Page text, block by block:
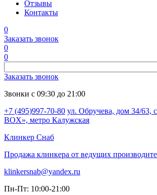
Отзывы
Контакты
0
Заказать звонок
0
0
Заказать звонок
Звонки с 09:30 до 21:00
+7 (495)997-70-80 ул. Обручева, дом 34/63,
BOX», метро Калужская
Клинкер Снаб
Продажа клинкера от ведущих
klinkersnab@yandex.ru
Пн-Пт: 10:00-21:00